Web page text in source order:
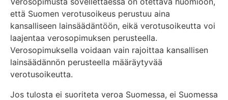
että Suomen verotusoikeus perustuu aina
kansalliseen lainsäädäntöön, eikä verotusoikeutta voi
laajentaa verosopimuksen perusteella.
Verosopimuksella voidaan vain rajoittaa kansallisen
lainsäädännön perusteella määräytyvää
verotusoikeutta.
Jos tulosta ei suoriteta veroa Suomessa, ei Suomessa